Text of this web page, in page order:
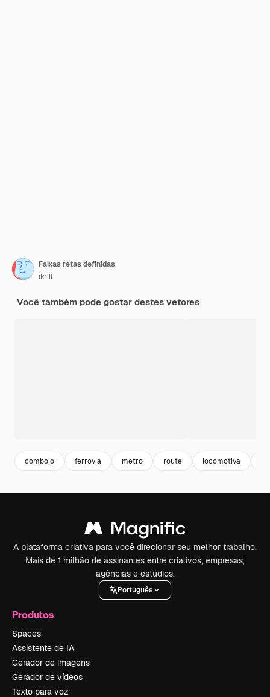
Faixas retas definidas
ikrill
Você também pode gostar destes vetores
comboio ferrovia metro route locomotiva
A plataforma criativa para você direcionar seu melhor trabalho.
Mais de 1 milhão de assinantes entre criativos, empresas,
agências e estúdios.
Português
Produtos
Spaces
Assistente de IA
Gerador de imagens
Gerador de vídeos
Texto para voz